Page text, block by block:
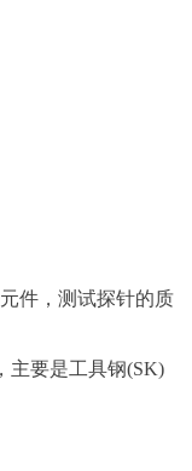
件，测试探针的质
主要是工具钢(SK)